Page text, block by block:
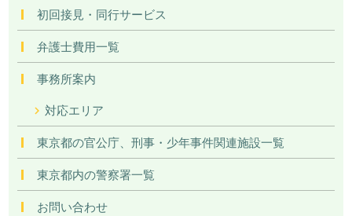
初回接見・同行サービス
弁護士費用一覧
事務所案内
対応エリア
東京都の官公庁、刑事・少年事件関連施設一覧
東京都内の警察署一覧
お問い合わせ